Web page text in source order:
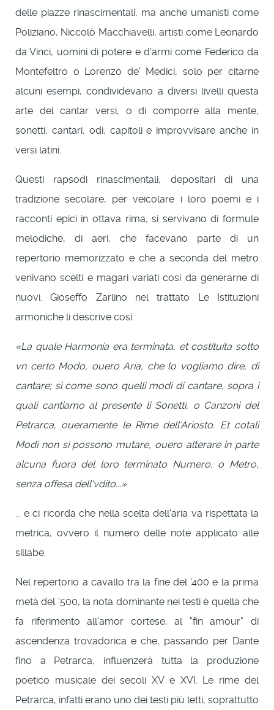
delle piazze rinascimentali, ma anche umanisti come
Poliziano, Niccolò Macchiavelli, artisti come Leonardo
da Vinci, uomini di potere e d'armi come Federico da
Montefeltro o Lorenzo de' Medici, solo per citarne
alcuni esempi, condividevano a diversi livelli questa
arte del cantar versi, o di comporre alla mente,
sonetti, cantari, odi, capitoli e improvvisare anche in
versi latini.
Questi rapsodi rinascimentali, depositari di una
tradizione secolare, per veicolare i loro poemi e i
racconti epici in ottava rima, si servivano di formule
melodiche, di aeri, che facevano parte di un
repertorio memorizzato e che a seconda del metro
venivano scelti e magari variati così da generarne di
nuovi. Gioseffo Zarlino nel trattato Le Istituzioni
armoniche li descrive così:
«La quale Harmonia era terminata, et costituita sotto
vn certo Modo, ouero Aria, che lo vogliamo dire, di
cantare; si come sono quelli modi di cantare, sopra i
quali cantiamo al presente li Sonetti, o Canzoni del
Petrarca, oueramente le Rime dell'Ariosto. Et cotali
Modi non si possono mutare, ouero alterare in parte
alcuna fuora del loro terminato Numero, o Metro,
senza offesa dell'vdito...»
... e ci ricorda che nella scelta dell'aria va rispettata la
metrica, ovvero il numero delle note applicato alle
sillabe.
Nel repertorio a cavallo tra la fine del '400 e la prima
metà del '500, la nota dominante nei testi è quella che
fa riferimento all'amor cortese, al "fin amour" di
ascendenza trovadorica e che, passando per Dante
fino a Petrarca, influenzerà tutta la produzione
poetico musicale dei secoli XV e XVI. Le rime del
Petrarca, infatti erano uno dei testi più letti, soprattutto